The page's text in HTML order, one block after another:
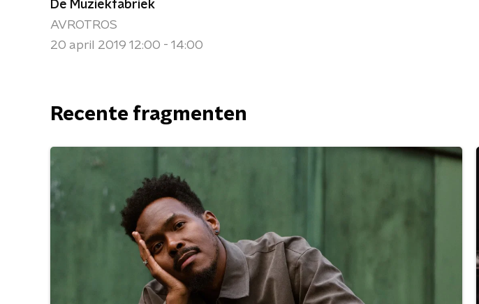
De Muziekfabriek
AVROTROS
20 april 2019 12:00 - 14:00
Recente fragmenten